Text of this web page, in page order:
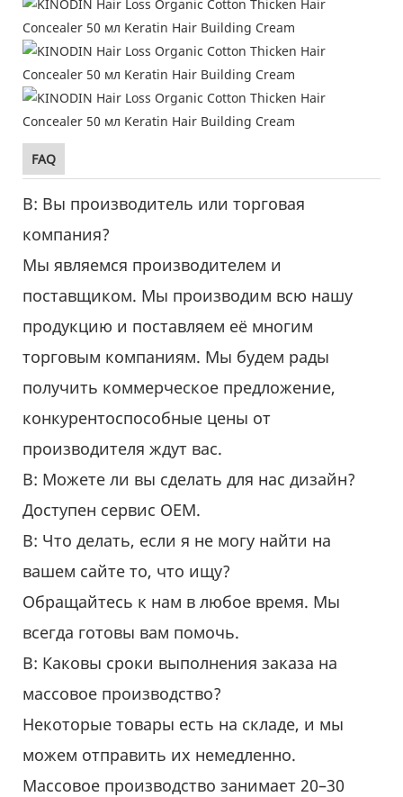
FAQ
В: Вы производитель или торговая
компания?
Мы являемся производителем и
поставщиком. Мы производим всю нашу
продукцию и поставляем её многим
торговым компаниям. Мы будем рады
получить коммерческое предложение,
конкурентоспособные цены от
производителя ждут вас.
В: Можете ли вы сделать для нас дизайн?
Доступен сервис OEM.
В: Что делать, если я не могу найти на
вашем сайте то, что ищу?
Обращайтесь к нам в любое время. Мы
всегда готовы вам помочь.
В: Каковы сроки выполнения заказа на
массовое производство?
Некоторые товары есть на складе, и мы
можем отправить их немедленно.
Массовое производство занимает 20–30